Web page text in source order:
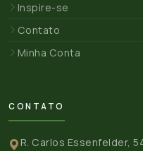
Inspire-se
Contato
Minha Conta
CONTATO
R. Carlos Essenfelder,